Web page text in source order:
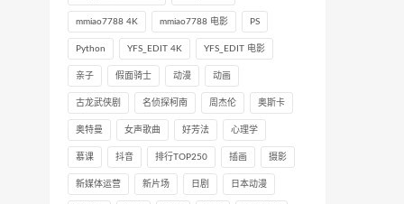
mmiao7788 4K mmiao7788 电影 PS
Python YFS_EDIT 4K YFS_EDIT 电影
亲子 假面骑士 动漫 动画
古龙武侠剧 名侦探柯南 周杰伦 奥斯卡
奥特曼 女声歌曲 好芳法 心理学
慕课 抖音 排行TOP250 插画 摄影
新媒体运营 新片场 日剧 日本动漫